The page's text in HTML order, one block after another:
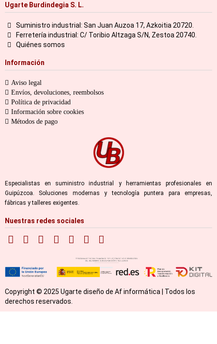
Ugarte Burdindegia S. L.
Suministro industrial: San Juan Auzoa 17, Azkoitia 20720.
Ferretería industrial: C/ Toribio Altzaga S/N, Zestoa 20740.
Quiénes somos
Información
Aviso legal
Envíos, devoluciones, reembolsos
Política de privacidad
Información sobre cookies
Métodos de pago
Especialistas en suministro industrial y herramientas profesionales en
Guipúzcoa. Soluciones modernas y tecnología puntera para empresas,
fábricas y talleres exigentes.
Nuestras redes sociales
Copyright © 2025 Ugarte diseño de Af informática | Todos los
derechos reservados.